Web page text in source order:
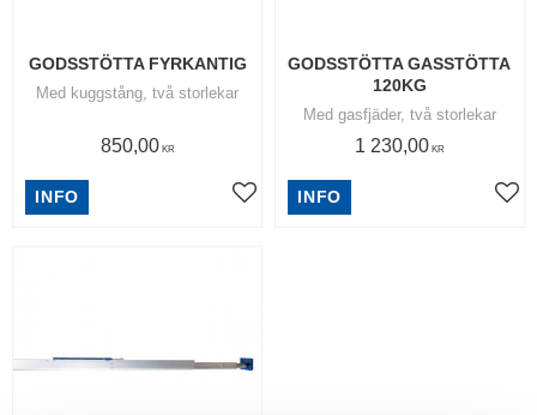
GODSSTÖTTA FYRKANTIG
Med kuggstång, två storlekar
850,00KR
Lägg till i favoriter
INFO
GODSSTÖTTA GASSTÖTTA
120KG
Med gasfjäder, två storlekar
1 230,00 KR
INFO